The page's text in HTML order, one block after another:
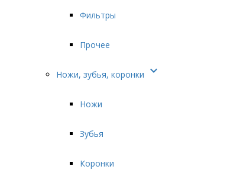
Фильтры
Прочее
Ножи, зубья, коронки 
Ножи
Зубья
Коронки